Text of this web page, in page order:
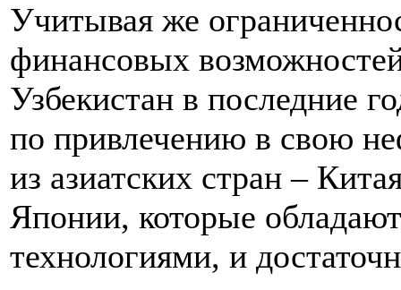
Учитывая же
финансовых
Узбекистан в последние
по привлечению в свою
из азиатских стран –
Японии, которые
технологиями, и